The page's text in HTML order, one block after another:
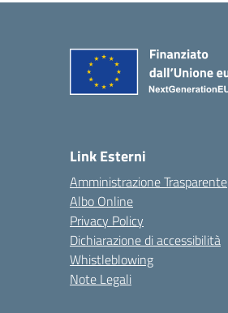
Link Esterni
Amministrazione Trasparente
Albo Online
Privacy Policy
Dichiarazione di accessibilità
Whistleblowing
Note Legali